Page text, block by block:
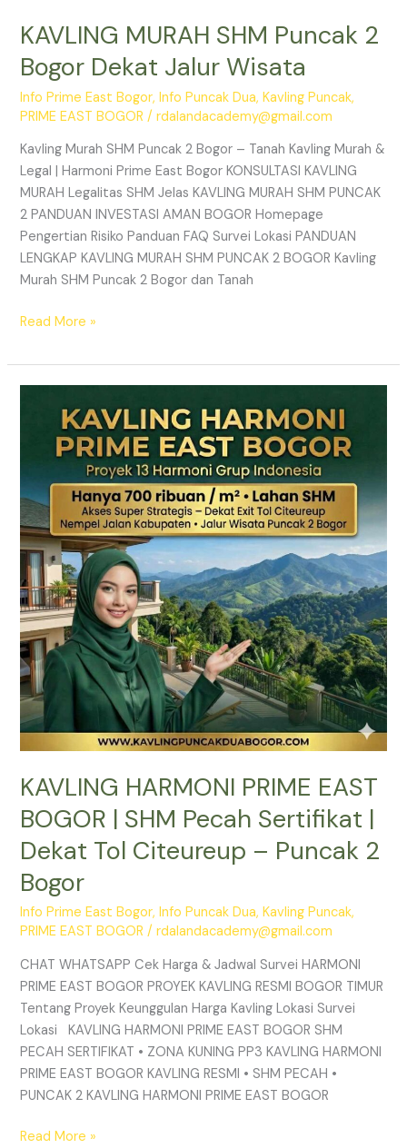
KAVLING MURAH SHM Puncak 2
Bogor Dekat Jalur Wisata
Info Prime East Bogor,Info Puncak Dua,Kavling Puncak,
PRIME EAST BOGOR /rdalandacademy@gmail.com
Kavling Murah SHM Puncak 2 Bogor – Tanah Kavling Murah &
Legal | Harmoni Prime East Bogor KONSULTASI KAVLING
MURAH Legalitas SHM Jelas KAVLING MURAH SHM PUNCAK
2 PANDUAN INVESTASI AMAN BOGOR Homepage
Pengertian Risiko Panduan FAQ Survei Lokasi PANDUAN
LENGKAP KAVLING MURAH SHM PUNCAK 2 BOGOR Kavling
Murah SHM Puncak 2 Bogor dan Tanah
Read More »
KAVLING HARMONI PRIME EAST
BOGOR | SHM Pecah Sertifikat |
Dekat Tol Citeureup – Puncak 2
Bogor
Info Prime East Bogor,Info Puncak Dua,Kavling Puncak,
PRIME EAST BOGOR /rdalandacademy@gmail.com
CHAT WHATSAPP Cek Harga & Jadwal Survei HARMONI
PRIME EAST BOGOR PROYEK KAVLING RESMI BOGOR TIMUR
Tentang Proyek Keunggulan Harga Kavling Lokasi Survei
Lokasi KAVLING HARMONI PRIME EAST BOGOR SHM
PECAH SERTIFIKAT • ZONA KUNING PP3 KAVLING HARMONI
PRIME EAST BOGOR KAVLING RESMI • SHM PECAH •
PUNCAK 2 KAVLING HARMONI PRIME EAST BOGOR
HARMONI
BOGOR
|
SHM
Pecah
Sertifikat
|
Dekat
Tol
Citeureup
–
Puncak
2
Read More »